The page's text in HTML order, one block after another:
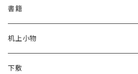
長栄堂
半切
かな用
書籍
机上小物
下敷